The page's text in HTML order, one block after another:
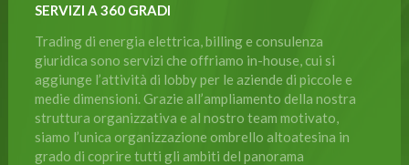
SERVIZI A 360 GRADI
Trading di energia elettrica, billing e consulenza
giuridica sono servizi che offriamo in-house, cui si
aggiunge l’attività di lobby per le aziende di piccole e
medie dimensioni. Grazie all’ampliamento della nostra
struttura organizzativa e al nostro team motivato,
siamo l’unica organizzazione ombrello altoatesina in
grado di coprire tutti gli ambiti del panorama